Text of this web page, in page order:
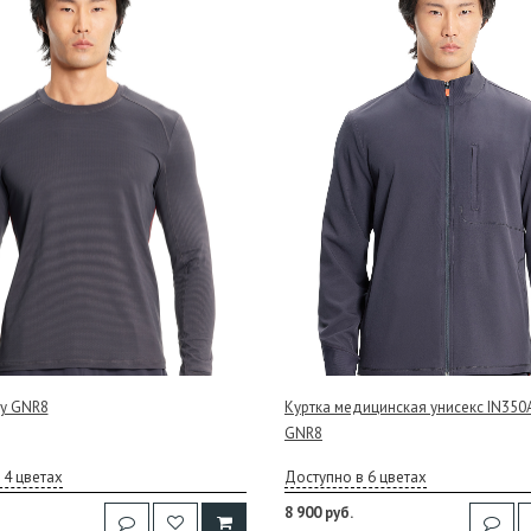
GNR8
цветах
Куртка медицинская унисекс
GNR8
Доступно в 6 цветах
8 900 руб.